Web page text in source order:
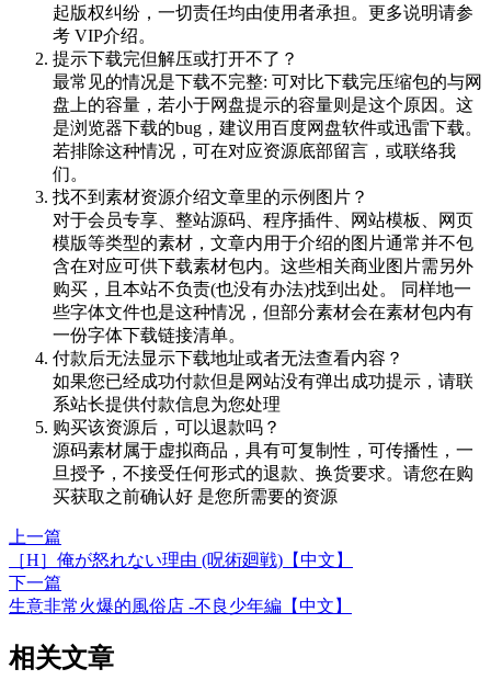
起版权纠纷，一切责任均由使用者承担。更多说明请参
考 VIP介绍。
提示下载完但解压或打开不了？
最常见的情况是下载不完整: 可对比下载完压缩包的与网
盘上的容量，若小于网盘提示的容量则是这个原因。这
是浏览器下载的bug，建议用百度网盘软件或迅雷下载。
若排除这种情况，可在对应资源底部留言，或联络我
们。
找不到素材资源介绍文章里的示例图片？
对于会员专享、整站源码、程序插件、网站模板、网页
模版等类型的素材，文章内用于介绍的图片通常并不包
含在对应可供下载素材包内。这些相关商业图片需另外
购买，且本站不负责(也没有办法)找到出处。 同样地一
些字体文件也是这种情况，但部分素材会在素材包内有
一份字体下载链接清单。
付款后无法显示下载地址或者无法查看内容？
如果您已经成功付款但是网站没有弹出成功提示，请联
系站长提供付款信息为您处理
购买该资源后，可以退款吗？
源码素材属于虚拟商品，具有可复制性，可传播性，一
旦授予，不接受任何形式的退款、换货要求。请您在购
买获取之前确认好 是您所需要的资源
上一篇
［H］俺が怒れない理由 (呪術廻戦)【中文】
下一篇
生意非常火爆的風俗店 ‐不良少年編【中文】
相关文章